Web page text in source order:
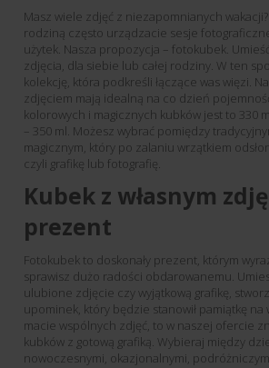
Masz wiele zdjęć z niezapomnianych
rodziną często urządzacie sesje
użytek. Nasza propozycja – fotokubek.
zdjęcia, dla siebie lub całej rodziny. W ten
kolekcję, która podkreśli łączące was więzi.
zdjęciem mają idealną na co dzień
kolorowych i magicznych kubków jest to 330
– 350 ml. Możesz wybrać pomiędzy
magicznym, który po zalaniu wrzątkiem
czyli grafikę lub fotografię.
Kubek z własnym
prezent
Fotokubek to doskonały prezent, którym
sprawisz dużo radości obdarowanemu.
ulubione zdjęcie czy wyjątkową grafikę,
upominek, który będzie stanowił pamiątkę na
macie wspólnych zdjęć, to w naszej ofercie
kubków z gotową grafiką. Wybieraj między
nowoczesnymi, okazjonalnymi,